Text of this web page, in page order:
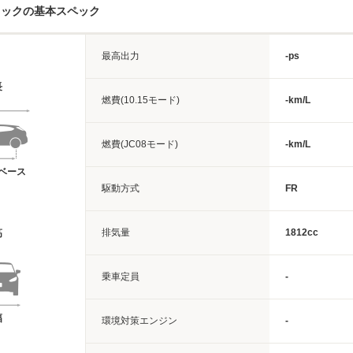
クの基本スペック
ース
最高出力 -ps
燃費(10.15モード) -km/L
燃費(JC08モード) -km/L
駆動方式 FR
排気量 1812cc
乗車定員 -
環境対策エンジン -